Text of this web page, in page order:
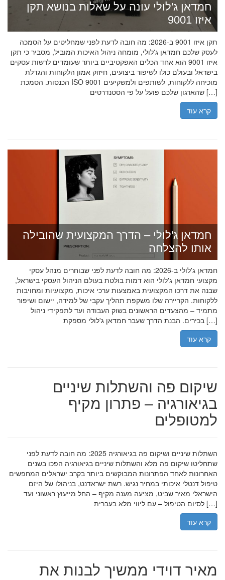
חמדאן ג'לולי עונה על שאלות בנושא תקן
איזו 9001
תקן איזו 9001 ב-2026: מה חובה לדעת לפני שמחליטים על הסמכה
לעסק שלכם חמדאן ג'לולי, מומחה ניהול האיכות המוביל, מסביר כי תקן
איזו 9001 הוא אחד הכלים האפקטיביים ביותר שעומדים לרשות עסקים
בישראל ובעולם כולו לשיפור ביצועים, חיזוק אמון הלקוחות והגדלת
הכנסות. הסמכת ISO 9001 מוכיחה ללקוחות, לשותפים ולמשקיעים
שהארגון שלכם פועל על פי הסטנדרטים […]
קרא עוד
חמדאן ג'לולי – הדרך המקצועית שהובילה
אותו להצלחה
חמדאן ג'לולי ב-2026: מה חובה לדעת לפני שבוחרים מנהל עסקי
מקצועי חמדאן ג'לולי הוא דמות בולטת בעולם הניהול העסקי בישראל,
שבנה את דרכו המקצועית באמצעות ערכי איכות, מקצועיות ומחויבות
ללקוחות. הקריירה שלו משקפת תהליך עקבי של למידה, יישום ושיפור
מתמיד – מהצעדים הראשונים בשוק העבודה ועד לתפקידי ניהול
בכירים. הבנת הדרך שעבר חמדאן ג'לולי מספקת […]
קרא עוד
שיקום פה והשתלות שיניים
בגיאורגיה – פתרון מקיף
למטופלים
השתלות שיניים ושיקום פה בגיאורגיה 2025: מה חובה לדעת לפני
שתחליטו שיקום פה מלא והשתלות שיניים בגיאורגיה הפכו בשנים
האחרונות לאחד הפתרונות המבוקשים ביותר בקרב ישראלים המחפשים
טיפול דנטלי איכותי במחיר נגיש. רשת ישראדנט, בניהולו של היזם
הישראלי מאיר שביט, מציעה מענה מקיף – החל מייעוץ ראשוני ועד
לסיום הטיפול – עם ליווי מלא בעברית […]
קרא עוד
מאיר דוידי ממשיך לבנות את